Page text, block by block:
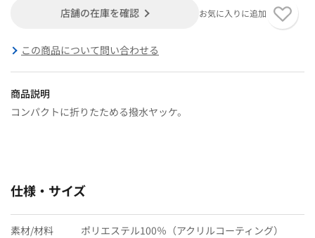
店舗の在庫を確認 お気に入りに追加
この商品について問い合わせる
商品説明
コンパクトに折りたためる撥水ヤッケ。
仕様・サイズ
素材/材料 ポリエステル100％（アクリルコーティング）